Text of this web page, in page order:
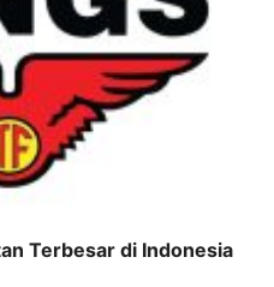
Terbesar di Indonesia